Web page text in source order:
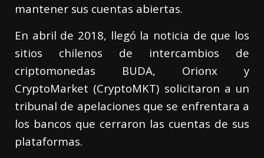
mantener sus cuentas abiertas.
En abril de 2018, llegó la noticia de que los
sitios chilenos de intercambios de
criptomonedas BUDA, Orionx y
CryptoMarket (CryptoMKT) solicitaron a un
tribunal de apelaciones que se enfrentara a
los bancos que cerraron las cuentas de sus
plataformas.